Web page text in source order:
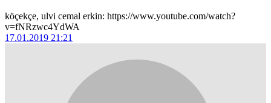
köçekçe, ulvi cemal erkin: https://www.youtube.com/watch?
v=fNRzwc4YdWA
17.01.2019 21:21